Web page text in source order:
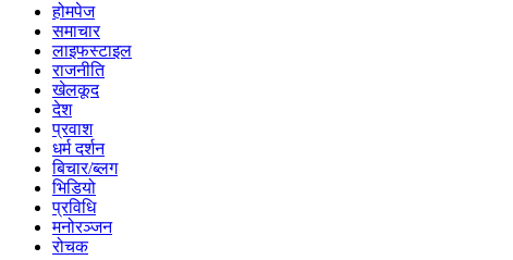
होमपेज
समाचार
लाइफस्टाइल
राजनीति
खेलकूद
देश
प्रवाश
धर्म दर्शन
बिचार/ब्लग
भिडियो
प्रविधि
मनोरञ्जन
रोचक